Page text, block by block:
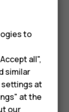
и
которой
или
to
all",
similar
settings at
at the
our